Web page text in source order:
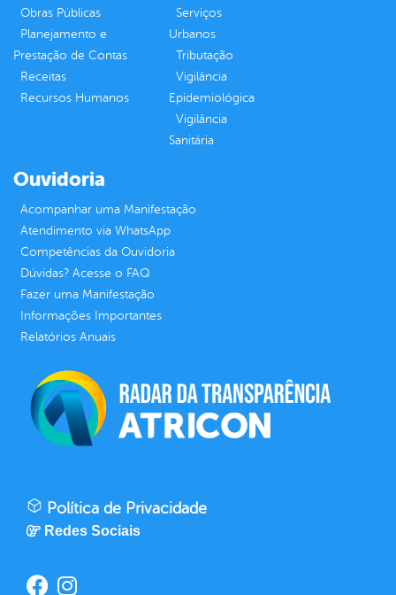
Obras Públicas
Planejamento e
Prestação de Contas
Receitas
Recursos Humanos
Serviços
Urbanos
Tributação
Vigilância
Epidemiológica
Vigilância
Sanitária
Ouvidoria
Acompanhar uma Manifestação
Atendimento via WhatsApp
Competências da Ouvidoria
Dúvidas? Acesse o FAQ
Fazer uma Manifestação
Informações Importantes
Relatórios Anuais
Política de Privacidade
Redes Sociais